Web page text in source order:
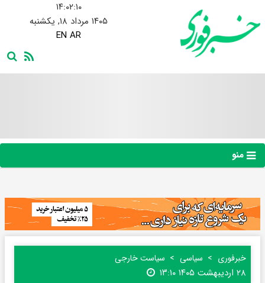
۱۴:۰۲:۱۱
۱۴۰۵ مرداد ۱۸, یکشنبه
EN AR
منو
خبرفوری سیاسی سیاست خارجی
۲۸ اردیبهشت ۱۴۰۵ ۱۳:۱۰